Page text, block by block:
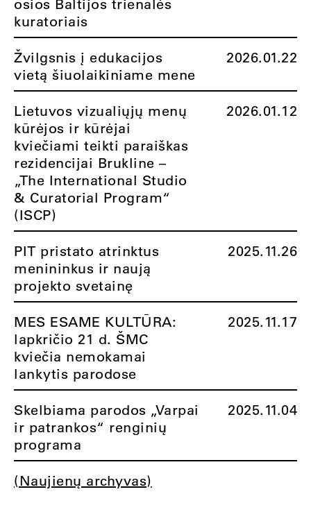
osios Baltijos trienalės
kuratoriais
Žvilgsnis į edukacijos
vietą šiuolaikiniame mene
2026.01.22
Lietuvos vizualiųjų menų
kūrėjos ir kūrėjai
kviečiami teikti paraiškas
rezidencijai Brukline –
„The International Studio
& Curatorial Program“
(ISCP)
2026.01.12
PIT pristato atrinktus
menininkus ir naują
projekto svetainę
2025.11.26
MES ESAME KULTŪRA:
lapkričio 21 d. ŠMC
kviečia nemokamai
lankytis parodose
2025.11.17
Skelbiama parodos „Varpai
ir patrankos“ renginių
programa
2025.11.04
(Naujienų archyvas)